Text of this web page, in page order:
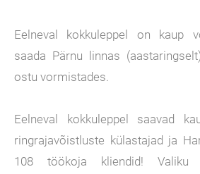
Eelneval kokkuleppel on kaup
saada Pärnu linnas
ostu vormistades.
Eelneval kokkuleppel saavad
ringrajavõistluste külastajad ja
108 töökoja kliendid!